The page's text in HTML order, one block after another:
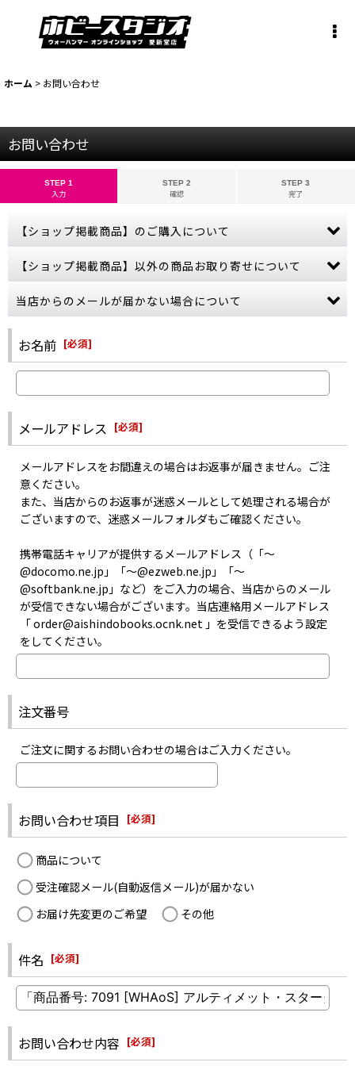
ホーム > お問い合わせ
お問い合わせ
STEP 1
入力
STEP 2
確認
STEP 3
完了
【ショップ掲載商品】のご購入について
ん。
さい。
売切れにつきカートボタンが押せない商品につきましては、誠に申
し訳ございませんが、商品入荷まで今しばらくお待ちください。
【ショップ掲載商品】以外の商品お取り寄せについて
ございます。
ゲームズワークショップの公式サイトをご参照いただき、商品名・
金額などの詳しい情報をお教えください。
お取り寄せはメーカーの在庫状況次第となるため、お問い合わせを
いただいても、正確な商品入荷日はお答えできない場合がございま
す。
また、メーカーにて生産が終了した商品のお取り寄せは出来ませ
ん。
あらかじめご了承ください。
当店からのメールが届かない場合について
ご購入やお問い合わせから数日経っても当店からの連絡が無い場
合、受信拒否やフィルターなどの設定により、当店からのメールが
届いていない可能性がございます。
・迷惑メールフォルダに入っていないか
・指定以外受信拒否やパソコンメール拒否などの設定をしていない
か
・記入した自分のメールアドレスは間違っていなかったか
などをご確認のうえお問い合わせください。
お名前 [必須]
メールアドレス [必須]
メールアドレスをお間違えの場合はお返事が届きません。ご注
意ください。
また、当店からのお返事が迷惑メールとして処理される場合が
ございますので、迷惑メールフォルダもご確認ください。
携帯電話キャリアが提供するメールアドレス（「〜
@docomo.ne.jp」「〜@ezweb.ne.jp」「〜
@softbank.ne.jp」など）をご入力の場合、当店からのメール
が受信できない場合がございます。当店連絡用メールアドレス
「 order@aishindobooks.ocnk.net 」を受信できるよう設定
をしてください。
注文番号
ご注文に関するお問い合わせの場合はご入力ください。
お問い合わせ項目 [必須]
商品について
受注確認メール(自動返信メール)が届かない
お届け先変更のご希望
その他
件名 [必須]
お問い合わせ内容 [必須]